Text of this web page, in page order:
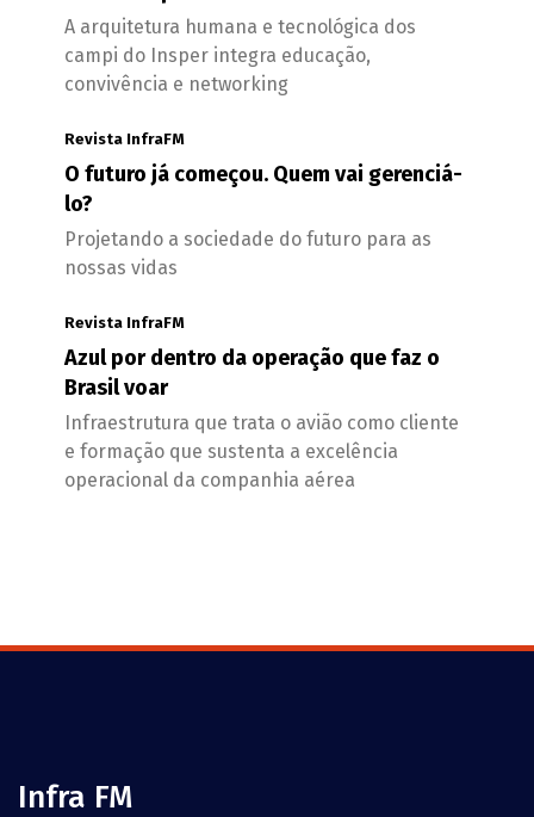
A arquitetura humana e tecnológica dos
campi do Insper integra educação,
convivência e networking
Revista InfraFM
O futuro já começou. Quem vai gerenciá-
lo?
Projetando a sociedade do futuro para as
nossas vidas
Revista InfraFM
Azul por dentro da operação que faz o
Brasil voar
Infraestrutura que trata o avião como cliente
e formação que sustenta a excelência
operacional da companhia aérea
Infra FM